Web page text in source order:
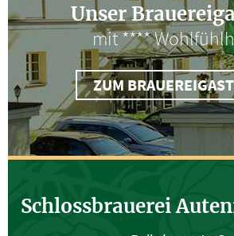
Unser
mit ****
ZUM
Schlossbrauerei